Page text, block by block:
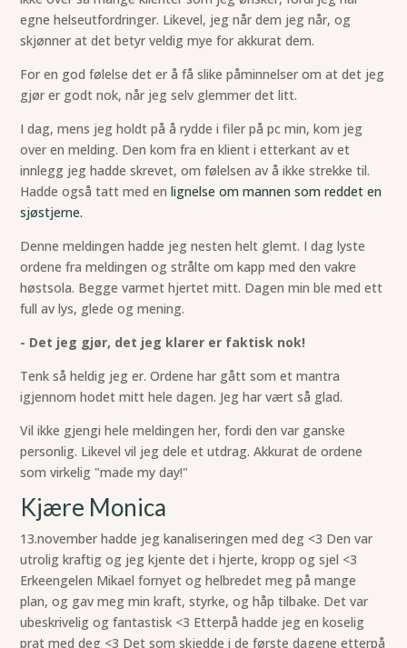
egne helseutfordringer. Likevel, jeg når dem jeg når, og
skjønner at det betyr veldig mye for akkurat dem.
For en god følelse det er å få slike påminnelser om at det jeg
gjør er godt nok, når jeg selv glemmer det litt.
I dag, mens jeg holdt på å rydde i filer på pc min, kom jeg
over en melding. Den kom fra en klient i etterkant av et
innlegg jeg hadde skrevet, om følelsen av å ikke strekke til.
Hadde også tatt med enlignelse om mannen som reddet en
sjøstjerne.
Denne meldingen hadde jeg nesten helt glemt. I dag lyste
ordene fra meldingen og strålte om kapp med den vakre
høstsola. Begge varmet hjertet mitt. Dagen min ble med ett
full av lys, glede og mening.
- Det jeg gjør, det jeg klarer er faktisk nok!
Tenk så heldig jeg er. Ordene har gått som et mantra
igjennom hodet mitt hele dagen. Jeg har vært så glad.
Vil ikke gjengi hele meldingen her, fordi den var ganske
personlig. Likevel vil jeg dele et utdrag. Akkurat de ordene
som virkelig "made my day!"
Kjære Monica
13.november hadde jeg kanaliseringen med deg <3 Den var
utrolig kraftig og jeg kjente det i hjerte, kropp og sjel <3
Erkeengelen Mikael fornyet og helbredet meg på mange
plan, og gav meg min kraft, styrke, og håp tilbake. Det var
ubeskrivelig og fantastisk <3 Etterpå hadde jeg en koselig
prat med deg <3 Det som skjedde i de første dagene etterpå